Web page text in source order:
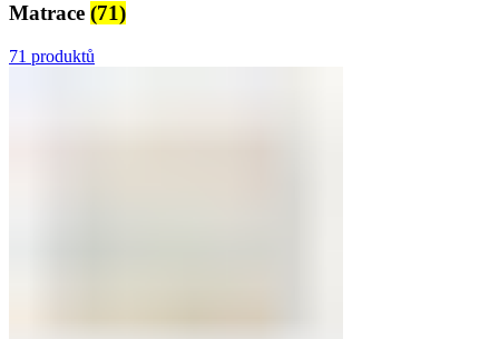
Matrace (71)
71 produktů